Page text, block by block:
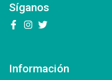
Síganos
Información